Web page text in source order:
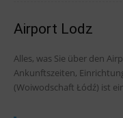
Airport Lodz
Alles, was Sie über den
Ankunftszeiten, Einrichtungen und
(Woiwodschaft Łódź) ist